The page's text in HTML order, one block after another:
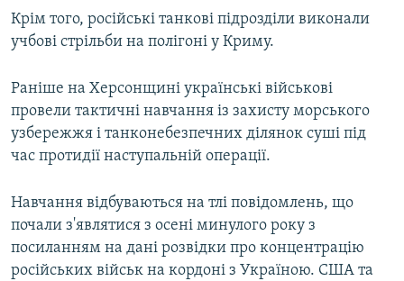
Крім того, російські танкові підрозділи виконали
учбові стрільби на полігоні у Криму.
Раніше на Херсонщині українські військові
провели тактичні навчання із захисту морського
узбережжя і танконебезпечних ділянок суші під
час протидії наступальній операції.
Навчання відбуваються на тлі повідомлень, що
почали з'являтися з осені минулого року з
посиланням на дані розвідки про концентрацію
російських військ на кордоні з Україною. США та